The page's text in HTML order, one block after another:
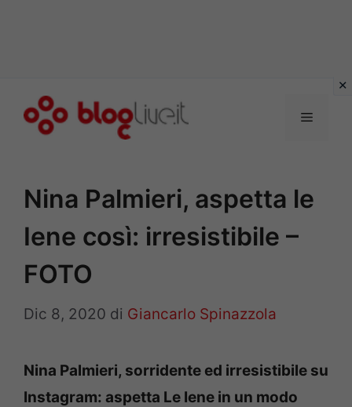
Menu
Nina Palmieri, aspetta le
Iene così: irresistibile –
FOTO
Dic 8, 2020 di Giancarlo Spinazzola
Nina Palmieri, sorridente ed irresistibile su
Instagram: aspetta Le Iene in un modo